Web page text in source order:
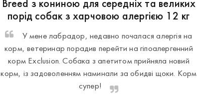
Breed з кониною для середніх та великих
порід собак з харчовою алергією 12 кг
У мене лабрадор, недавно почалася алергія на
корм, ветеринар порадив перейти на гіпоалергенний
корм Еxclusion. Собака з апетитом прийняла новий
корм, із задоволенням наминали за обидві щоки. Корм
супер!